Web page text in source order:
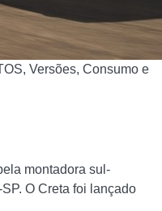
Versões, Consumo e
montadora sul-
O Creta foi lançado